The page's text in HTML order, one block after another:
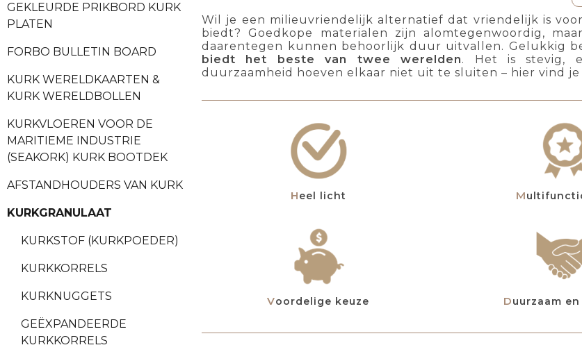
GEKLEURDE PRIKBORD KURK
PLATEN
FORBO BULLETIN BOARD
KURK WERELDKAARTEN &
KURK WERELDBOLLEN
KURKVLOEREN VOOR DE
MARITIEME INDUSTRIE
(SEAKORK) KURK BOOTDEK
AFSTANDHOUDERS VAN KURK
KURKGRANULAAT
KURKSTOF (KURKPOEDER)
KURKKORRELS
KURKNUGGETS
GEËXPANDEERDE
KURKKORRELS
Wil je een milieuvriendelijk alternatief dat vriendelijk is
biedt? Goedkope materialen zijn alomtegenwoordig,
daarentegen kunnen behoorlijk duur uitvallen. Gelukkig
biedt het beste van twee werelden. Het is stevig,
duurzaamheid hoeven elkaar niet uit te sluiten – hier vind je
Heel licht
Voordelige keuze Duurzaam